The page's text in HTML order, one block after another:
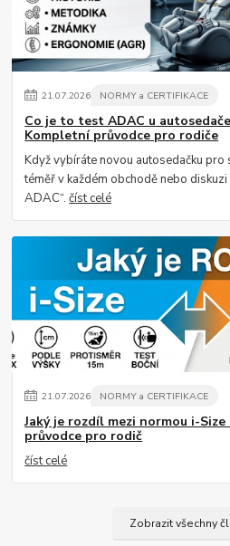
21.07.2026 NORMY a CERTIFIKACE
Co je to test ADAC u
Kompletní průvodce pro rodiče
Když vybíráte novou autosedačku pro
téměř v každém obchodě nebo
ADAC“.číst celé
21.07.2026 NORMY a CERTIFIKACE
Jaký je rozdíl mezi normou i-Size
průvodce pro rodič
číst celé
Zobrazit všechny